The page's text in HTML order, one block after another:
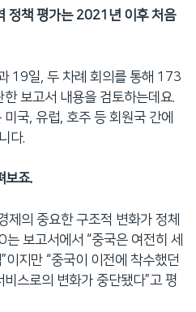
정책 평가는 2021년 이후 처음
19일, 두 차례 회의를 통해 173
보고서 내용을 검토하는데요.
국, 유럽, 호주 등 회원국 간에
다.
보죠.
제의 중요한 구조적 변화가 정체
보고서에서 “중국은 여전히 세
이지만 “중국이 이전에 착수했던
스로의 변화가 중단됐다”고 평